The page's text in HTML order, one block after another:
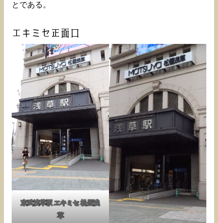
とである。
エキミセ正面口
東武浅草駅 エキミセ 松屋浅
草